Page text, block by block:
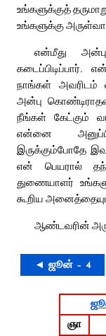
உங்களுக்குத்
உங்களுக்கு
என்மீது
நாங்கள் அவரிடம்
அன்பு
நீங்கள் கேட்கும்
என்னை
இருக்கும்போதே
என் பெயரால்
துணையாளர்
கூறிய
ஆண்டவரின்
◄ ஜூன் – 4
ஞா